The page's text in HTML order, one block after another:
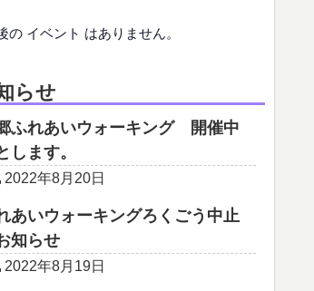
の イベント はありません。
らせ
ふれあいウォーキング 開催中
します。
2022年8月20日
あいウォーキングろくごう中止
知らせ
2022年8月19日